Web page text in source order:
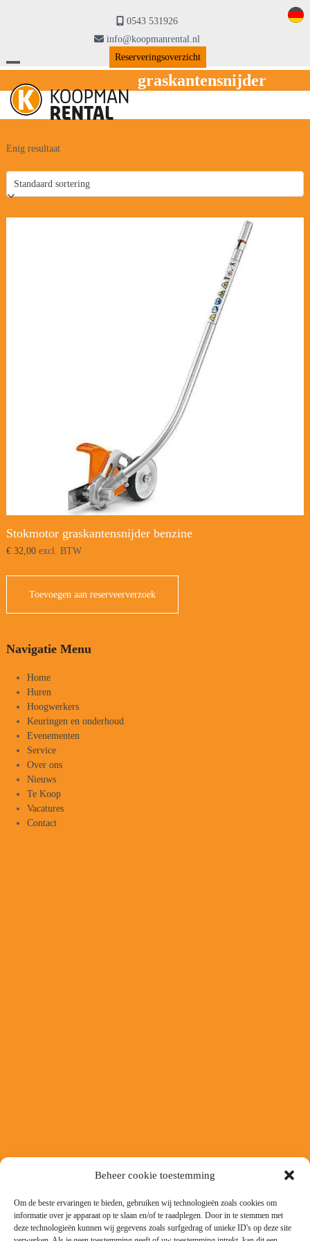
Beheer cookie toestemming
Om de beste ervaringen te bieden, gebruiken wij technologieën zoals cookies om
informatie over je apparaat op te slaan en/of te raadplegen. Door in te stemmen met
deze technologieën kunnen wij gegevens zoals surfgedrag of unieke ID's op deze site
0543 531926
info@koopmanrental.nl
Reserveringsoverzicht
mobile
menu
mobile
menu
graskantensnijder
Enig resultaat
Stokmotor graskantensnijder benzine
€32,00excl. BTW
Toevoegen aan reserveerverzoek
Navigatie Menu
Home
Huren
Hoogwerkers
Keuringen en onderhoud
Evenementen
Service
Over ons
Nieuws
Te Koop
Vacatures
Contact